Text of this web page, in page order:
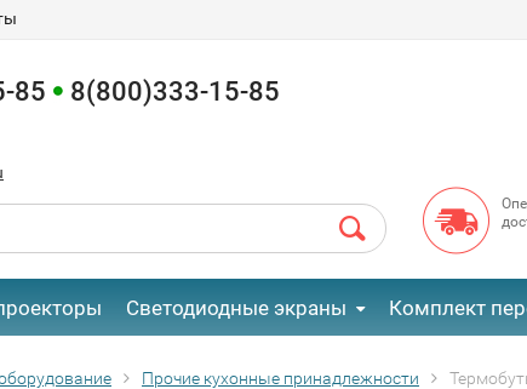
85 8(800)333-15-85
Светодиодные экраны Комплект
Прочие кухонные принадлежности